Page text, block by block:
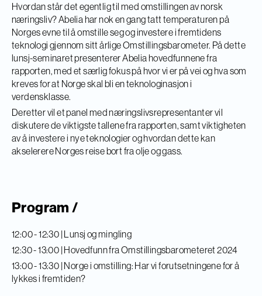
Hvordan står det egentlig til med omstillingen av norsk
næringsliv? Abelia har nok en gang tatt temperaturen på
Norges evne til å omstille seg og investere i fremtidens
teknologi gjennom sitt årlige Omstillingsbarometer. På dette
lunsj-seminaret presenterer Abelia hovedfunnene fra
rapporten, med et særlig fokus på hvor vi er på vei og hva som
kreves for at Norge skal bli en teknologinasjon i
verdensklasse.
Deretter vil et panel med næringslivsrepresentanter vil
diskutere de viktigste tallene fra rapporten, samt viktigheten
av å investere i nye teknologier og hvordan dette kan
akselerere Norges reise bort fra olje og gass.
Program /
12:00 - 12:30 | Lunsj og mingling
12:30 - 13:00 | Hovedfunn fra Omstillingsbarometeret 2024
13:00 - 13:30 | Norge i omstilling: Har vi forutsetningene for å
lykkes i fremtiden?